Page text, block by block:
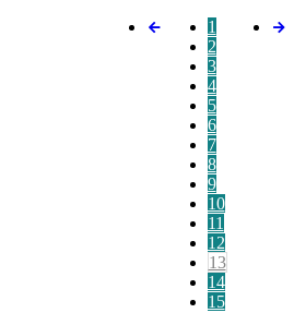
1
2
3
4
5
6
7
8
9
10
11
12
13
14
15